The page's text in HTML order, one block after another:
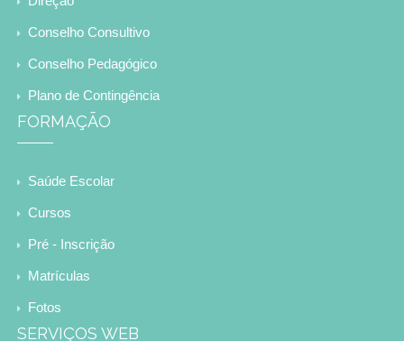
Conselho Consultivo
Conselho Pedagógico
Plano de Contingência
FORMAÇÃO
Saúde Escolar
Cursos
Pré - Inscrição
Matrículas
Fotos
SERVIÇOS WEB